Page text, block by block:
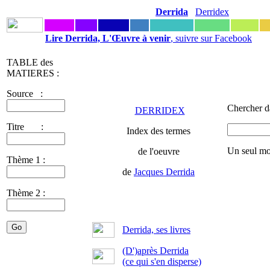
Derrida Derridex
Lire Derrida, L'Œuvre à venir, suivre sur Facebook
TABLE des
MATIERES :
Source :
Titre :
Thème 1 :
Thème 2 :
DERRIDEX
Index des termes
de l'oeuvre
de Jacques Derrida
Chercher
Un seul
Derrida, ses livres
(D')après Derrida
(ce qui s'en disperse)